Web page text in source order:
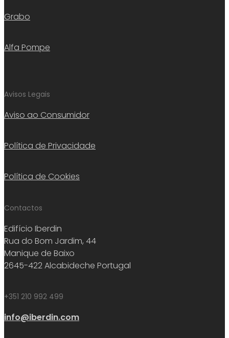
Grabo
Alfa Pompe
Avisos Legais
Aviso ao Consumidor
Política de Privacidade
Política de Cookies
Contactos
Edifício Iberdin
Rua do Bom Jardim, 44
Manique de Baixo
2645-422 Alcabideche Portugal
+351 210 992 499
info@iberdin.com